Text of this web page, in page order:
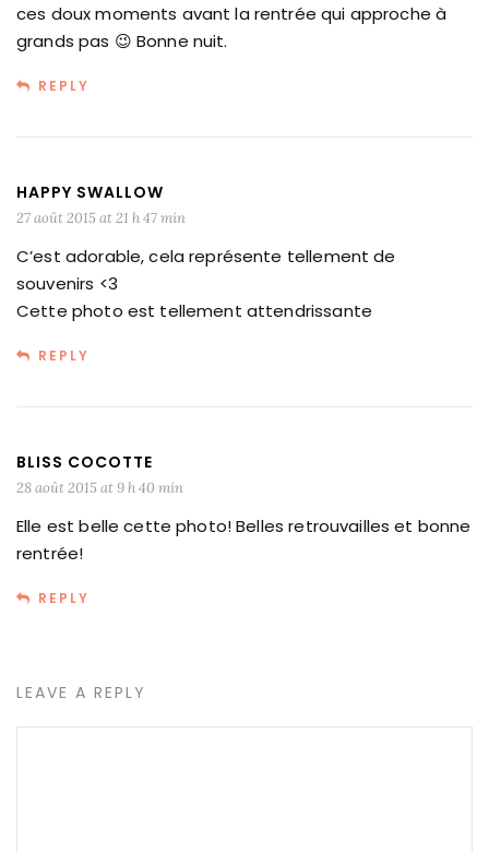
ces doux moments avant la rentrée qui approche à
grands pas 😉 Bonne nuit.
REPLY
HAPPY SWALLOW
27 août 2015 at 21 h 47 min
C’est adorable, cela représente tellement de
souvenirs <3
Cette photo est tellement attendrissante
REPLY
BLISS COCOTTE
28 août 2015 at 9 h 40 min
Elle est belle cette photo! Belles retrouvailles et bonne
rentrée!
REPLY
LEAVE A REPLY